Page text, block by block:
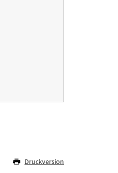
Druckversion